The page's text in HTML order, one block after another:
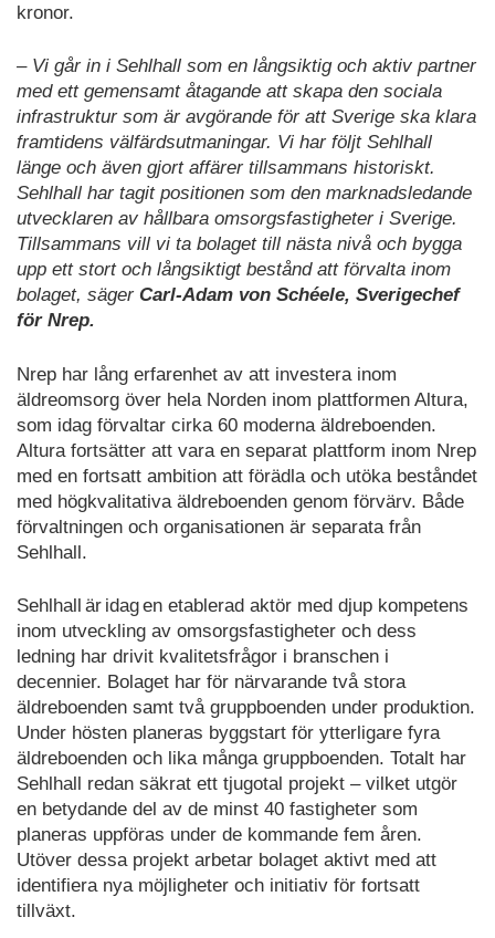
kronor.
– Vi går in i Sehlhall som en långsiktig och aktiv partner
med ett gemensamt åtagande att skapa den sociala
infrastruktur som är avgörande för att Sverige ska klara
framtidens välfärdsutmaningar. Vi har följt Sehlhall
länge och även gjort affärer tillsammans historiskt.
Sehlhall har tagit positionen som den marknadsledande
utvecklaren av hållbara omsorgsfastigheter i Sverige.
Tillsammans vill vi ta bolaget till nästa nivå och bygga
upp ett stort och långsiktigt bestånd att förvalta inom
bolaget, säger Carl-Adam von Schéele, Sverigechef
för Nrep.
Nrep har lång erfarenhet av att investera inom
äldreomsorg över hela Norden inom plattformen Altura,
som idag förvaltar cirka 60 moderna äldreboenden.
Altura fortsätter att vara en separat plattform inom Nrep
med en fortsatt ambition att förädla och utöka beståndet
med högkvalitativa äldreboenden genom förvärv. Både
förvaltningen och organisationen är separata från
Sehlhall.
Sehlhall är idag en etablerad aktör med djup kompetens
inom utveckling av omsorgsfastigheter och dess
ledning har drivit kvalitetsfrågor i branschen i
decennier. Bolaget har för närvarande två stora
äldreboenden samt två gruppboenden under produktion.
Under hösten planeras byggstart för ytterligare fyra
äldreboenden och lika många gruppboenden. Totalt har
Sehlhall redan säkrat ett tjugotal projekt – vilket utgör
en betydande del av de minst 40 fastigheter som
planeras uppföras under de kommande fem åren.
Utöver dessa projekt arbetar bolaget aktivt med att
identifiera nya möjligheter och initiativ för fortsatt
tillväxt.